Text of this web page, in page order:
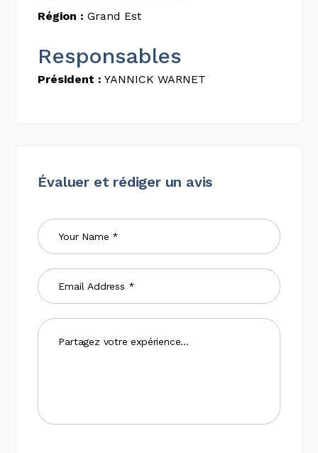
Région : Grand Est
Responsables
Président : YANNICK WARNET
Évaluer et rédiger un avis